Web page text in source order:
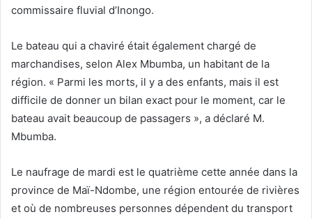
commissaire fluvial d’Inongo.
Le bateau qui a chaviré était également chargé de
marchandises, selon Alex Mbumba, un habitant de la
région. « Parmi les morts, il y a des enfants, mais il est
difficile de donner un bilan exact pour le moment, car le
bateau avait beaucoup de passagers », a déclaré M.
Mbumba.
Le naufrage de mardi est le quatrième cette année dans la
province de Maï-Ndombe, une région entourée de rivières
et où de nombreuses personnes dépendent du transport